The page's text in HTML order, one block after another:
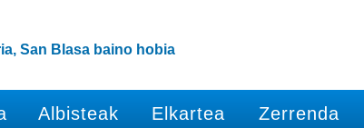
San Blasa baino hobia
Albisteak Elkartea Zerrenda